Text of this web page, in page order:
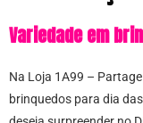
Variedade em
Na Loja 1A99 –
brinquedos para dia